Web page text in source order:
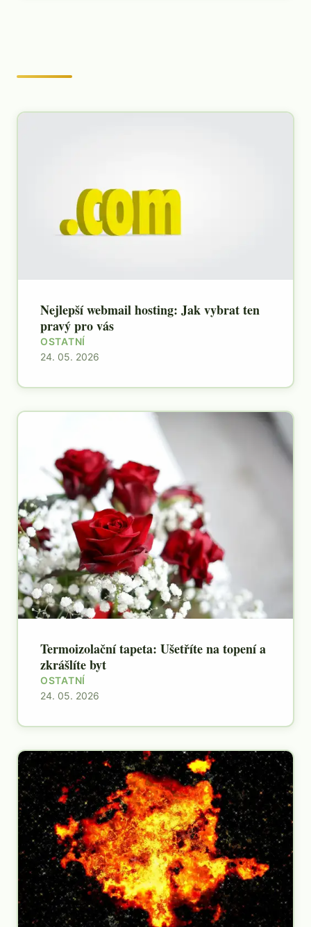
Nejlepší webmail hosting: Jak vybrat ten
pravý pro vás
OSTATNÍ
24. 05. 2026
Termoizolační tapeta: Ušetříte na topení a
zkrášlíte byt
OSTATNÍ
24. 05. 2026